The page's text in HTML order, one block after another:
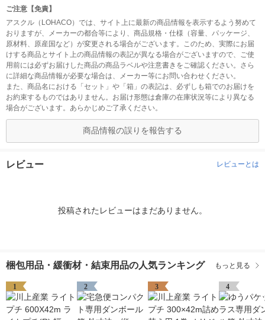
ご注意【免責】
アスクル（LOHACO）では、サイト上に最新の商品情報を表示するよう努めて
おりますが、メーカーの都合等により、商品規格・仕様（容量、パッケージ、
原材料、原産国など）が変更される場合がございます。このため、実際にお届
けする商品とサイト上の商品情報の表記が異なる場合がございますので、ご使
用前には必ずお届けした商品の商品ラベルや注意書きをご確認ください。さら
に詳細な商品情報が必要な場合は、メーカー等にお問い合わせください。
また、商品名における「セット」や「箱」の表記は、必ずしも箱でのお届けを
お約束するものではありません。お届け形態は倉庫の在庫状況等により異なる
場合がございます。あらかじめご了承ください。
商品情報の誤りを報告する
レビュー レビューとは
投稿されたレビューはまだありません。
梱包用品・緩衝材・結束用品の人気ランキング もっと見る
1 2 3 4